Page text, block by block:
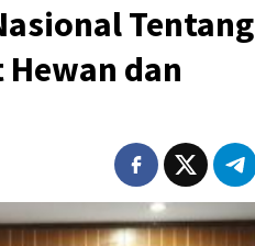
Tentang
dan